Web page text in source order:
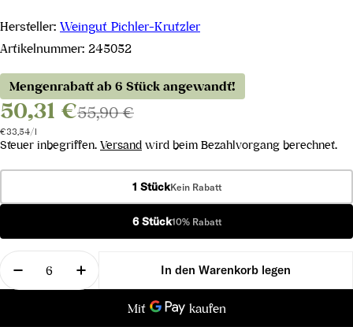
Hersteller: Weingut Pichler-Krutzler
Artikelnummer: 245052
Mengenrabatt ab 6 Stück angewandt!
50,31 €55,90 €
Stückpreis
€33,54/pro
l
Steuer inbegriffen. Versand wird beim Bezahlvorgang berechnet.
1 StückKein Rabatt
6 Stück10% Rabatt
Menge
Menge für Riesling Loiben Wachau DAC 2024
Menge für Riesling Loiben Wachau DAC
In den Warenkorb legen